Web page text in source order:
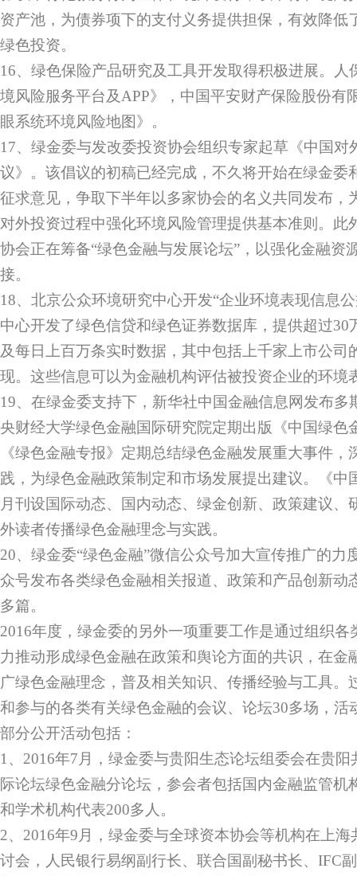
资产池，为债券项下的支付义务提供担保，有效降低
绿色投资。
16、绿色保险产品研究及工具开发取得积极进展。人
境风险服务平台及APP》，中国平安财产保险股份有
眼系统环境风险地图》。
17、绿金委与发改委投资协会组织专家起草《中国对
议》。该倡议的初稿已经完成，不久将开始在绿金委
征求意见，争取下半年以多家协会的名义共同发布，
对外投资过程中强化环境风险管理提供基本准则。此
协会正在筹备“绿色金融与发展论坛”，以强化金融资
接。
18、北京公众环境研究中心开发“企业环境表现信息
中心开发了绿色信贷和绿色证券数据库，提供超过30
及每日上百万条实时数据，其中包括上千家上市公司
现。这些信息可以为金融机构评估被投资企业的环境
19、在绿金委支持下，新华社中国金融信息网发布多
央财经大学绿色金融国际研究院定期出版《中国绿色
《绿色金融专报》定期总结绿色金融发展重大事件
践，为绿色金融政策制定和市场发展提出建议。《中
月刊设国际动态、国内动态、绿金创新、政策建议、
外读者传播绿色金融理念与实践。
20、绿金委“绿色金融”微信公众号加大宣传推广的力
众号发布各类绿色金融相关报道、政策和产品创新动
多篇。
2016年度，绿金委的另外一项重要工作是通过组织
力推动形成绿色金融在政策和舆论方面的共识，在金
广绿色金融理念，普及相关知识、传播经验与工具。
和参与的各类有关绿色金融的会议、论坛30多场，活
部分公开活动包括：
1、2016年7月，绿金委与贵阳生态论坛组委会在贵
际论坛绿色金融分论坛，参会者包括国内金融监管机
和学术机构代表200多人。
2、2016年9月，绿金委与全球资本协会等机构在上
讨会，人民银行易纲副行长、联合国副秘书长、IFC